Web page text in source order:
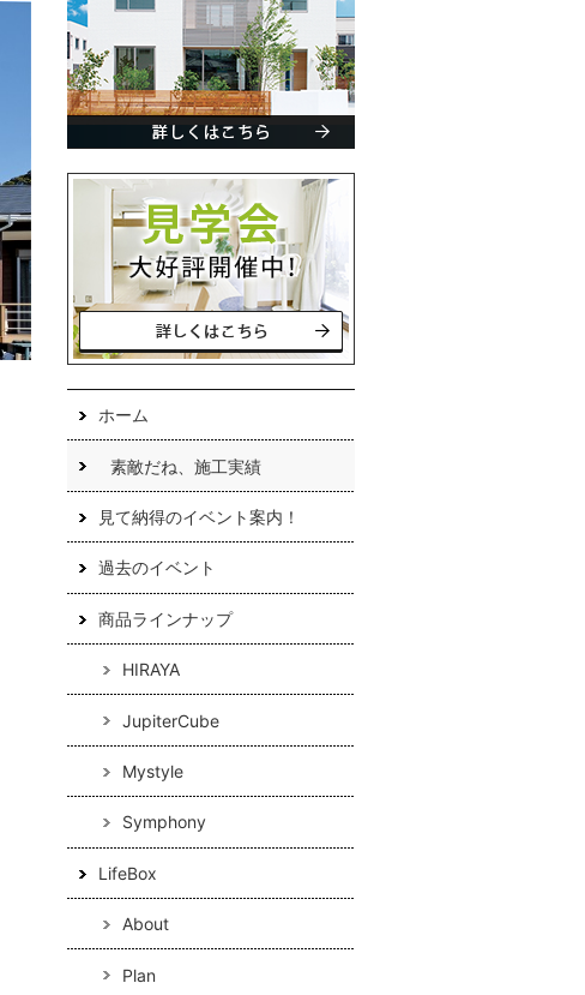
ホーム
素敵だね、施工実績
見て納得のイベント案内！
過去のイベント
商品ラインナップ
HIRAYA
JupiterCube
Mystyle
Symphony
LifeBox
About
Plan